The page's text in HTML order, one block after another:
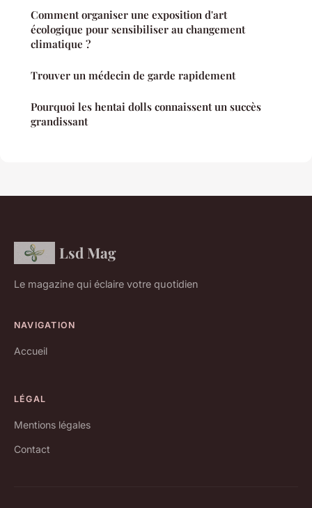
Comment organiser une exposition d'art
écologique pour sensibiliser au changement
climatique ?
Trouver un médecin de garde rapidement
Pourquoi les hentai dolls connaissent un succès
grandissant
Lsd Mag
Le magazine qui éclaire votre quotidien
NAVIGATION
Accueil
LÉGAL
Mentions légales
Contact